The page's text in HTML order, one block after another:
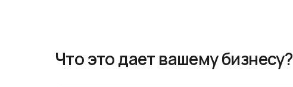
Что это дает вашему бизнесу?